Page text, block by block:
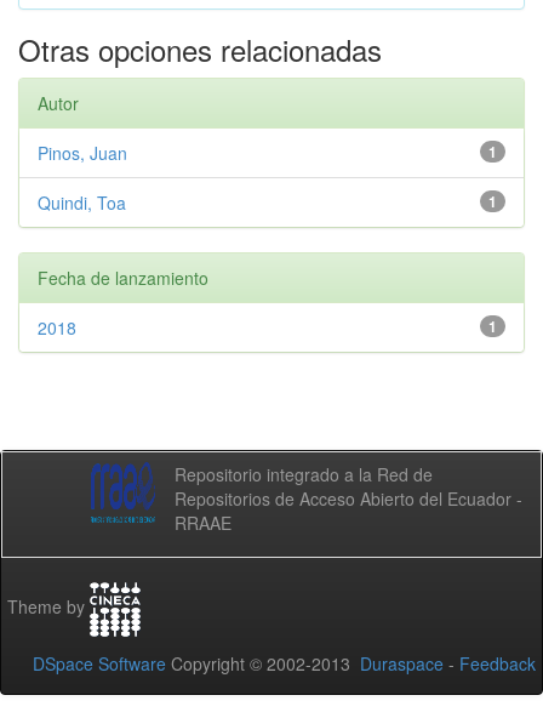
Otras opciones relacionadas
Autor
1
Pinos, Juan
1
Quindi, Toa
Fecha de lanzamiento
1
2018
Repositorio integrado a la Red de
Repositorios de Acceso Abierto del Ecuador -
RRAAE
Theme by
DSpace Software Copyright © 2002-2013 Duraspace - Feedback